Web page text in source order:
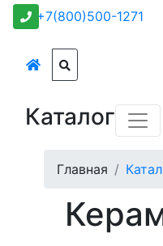
+7(800)500-1271
Каталог
Главная